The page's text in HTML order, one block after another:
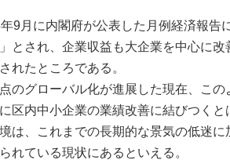
9月に内閣府が公表した月例経済報告
とされ、企業収益も大企業を中心に
れたところである。
のグローバル化が進展した現在、この
区内中小企業の業績改善に結びつく
は、これまでの長期的な景気の低迷
れている現状にあるといえる。